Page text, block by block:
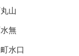
山
無
水口